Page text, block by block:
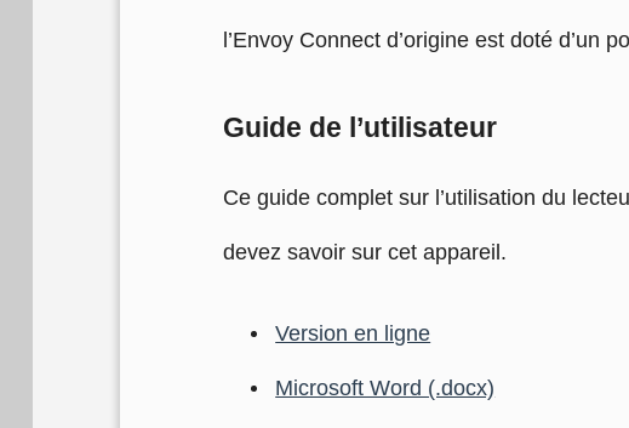
l’Envoy Connect d’origine est doté d’un
Guide de l’utilisateur
Ce guide complet sur l’utilisation du
devez savoir sur cet appareil.
Version en ligne
Microsoft Word (.docx)